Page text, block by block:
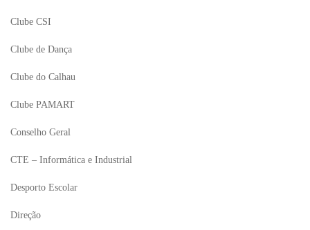
Clube CSI
Clube de Dança
Clube do Calhau
Clube PAMART
Conselho Geral
CTE – Informática e Industrial
Desporto Escolar
Direção